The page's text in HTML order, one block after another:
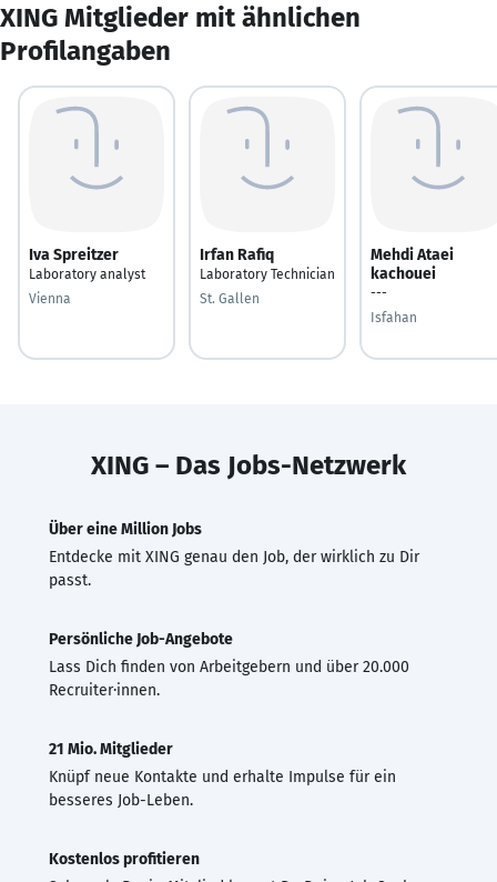
XING Mitglieder mit ähnlichen
Profilangaben
Iva Spreitzer
Laboratory analyst
Vienna
Irfan Rafiq
Laboratory Technician
St. Gallen
Mehdi Ataei
kachouei
---
Isfahan
XING – Das Jobs-Netzwerk
Über eine Million Jobs
Entdecke mit XING genau den Job, der wirklich zu Dir
passt.
Persönliche Job-Angebote
Lass Dich finden von Arbeitgebern und über 20.000
Recruiter·innen.
21 Mio. Mitglieder
Knüpf neue Kontakte und erhalte Impulse für ein
besseres Job-Leben.
Kostenlos profitieren